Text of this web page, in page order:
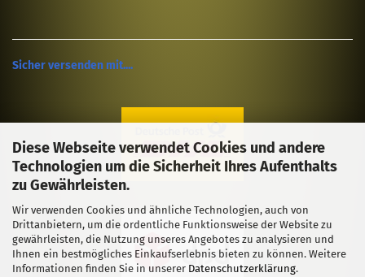
Diese Webseite verwendet Cookies und andere
Technologien um die Sicherheit Ihres Aufenthalts
zu Gewährleisten.
Wir verwenden Cookies und ähnliche Technologien, auch von
Drittanbietern, um die ordentliche Funktionsweise der Website zu
gewährleisten, die Nutzung unseres Angebotes zu analysieren und
Ihnen ein bestmögliches Einkaufserlebnis bieten zu können. Weitere
Informationen finden Sie in unserer Datenschutzerklärung.
Sicher versenden mit....